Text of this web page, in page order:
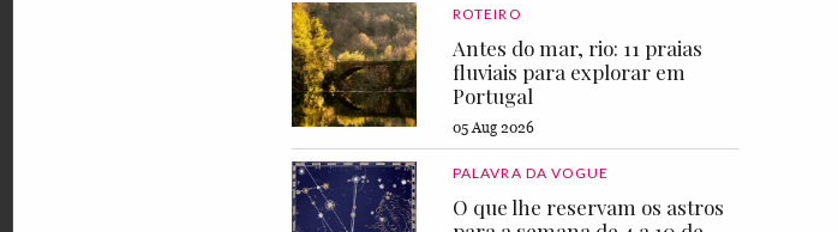
ROTEIRO
Antes do mar, rio: 11 praias
fluviais para explorar em
Portugal
05 Aug 2026
PALAVRA DA VOGUE
O que lhe reservam os astros